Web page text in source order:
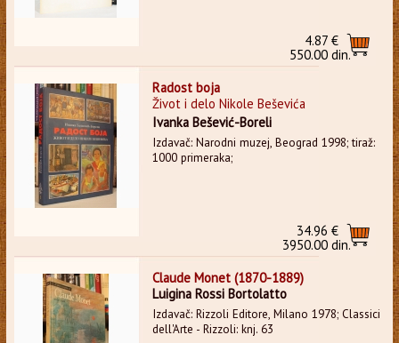
4.87 €
550.00 din.
Radost boja
Život i delo Nikole Beševića
Ivanka Bešević-Boreli
Izdavač: Narodni muzej, Beograd 1998; tiraž:
1000 primeraka;
34.96 €
3950.00 din.
Claude Monet (1870-1889)
Luigina Rossi Bortolatto
Izdavač: Rizzoli Editore, Milano 1978; Classici
dell'Arte - Rizzoli: knj. 63